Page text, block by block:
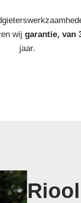
wij garantie, van
jaar.